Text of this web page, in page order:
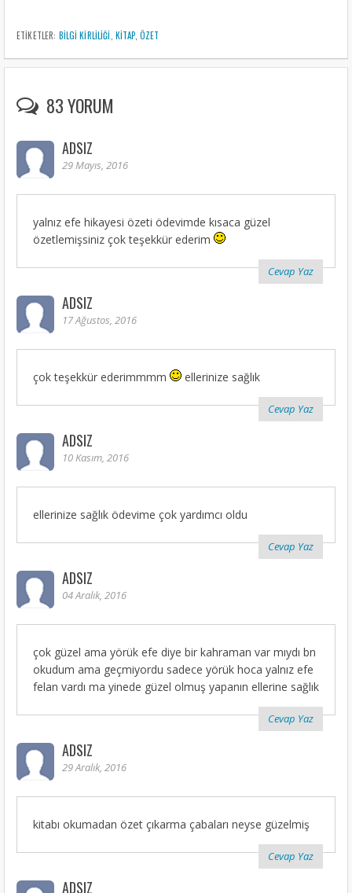
ETIKETLER: BİLGİ KİRLİLİĞİ KITAP, ÖZET
83 YORUM
ADSIZ
29 Mayıs, 2016
yalnız efe hikayesi özeti ödevimde kısaca güzel
özetlemişsiniz çok teşekkür ederim
Cevap Yaz
ADSIZ
17 Ağustos, 2016
çok teşekkür ederimmmm ellerinize sağlık
Cevap Yaz
ADSIZ
10 Kasım, 2016
ellerinize sağlık ödevime çok yardımcı oldu
Cevap Yaz
ADSIZ
04 Aralık, 2016
çok güzel ama yörük efe diye bir kahraman var mıydı bn
okudum ama geçmiyordu sadece yörük hoca yalnız efe
felan vardı ma yinede güzel olmuş yapanın ellerine sağlık
Cevap Yaz
ADSIZ
29 Aralık, 2016
kitabı okumadan özet çıkarma çabaları neyse güzelmiş
Cevap Yaz
ADSIZ